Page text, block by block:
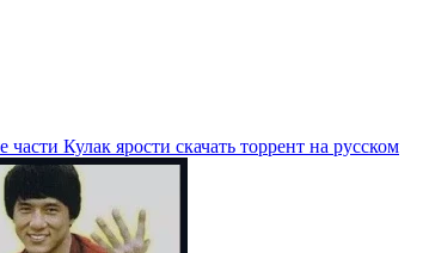
части Кулак ярости скачать торрент на русском